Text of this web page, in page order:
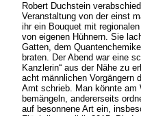
Robert Duchstein
Veranstaltung von der einst
ihr ein Bouquet mit
von eigenen Hühnern. Sie
Gatten, dem
braten. Der Abend war eine
Kanzlerin“ aus der Nähe zu
acht männlichen Vorgängern
Amt schrieb. Man könnte am
bemängeln, andererseits
auf besonnene Art ein,